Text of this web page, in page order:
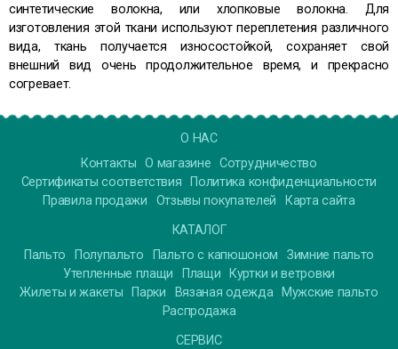
синтетические волокна, или хлопковые волокна. Для
изготовления этой ткани используют переплетения различного
вида, ткань получается износостойкой, сохраняет свой
внешний вид очень продолжительное время, и прекрасно
согревает.
О НАС
Контакты
О магазине Сотрудничество
Сертификаты соответствия
Политика конфиденциальности
Правила продажи
Отзывы покупателей
Карта сайта
КАТАЛОГ
Пальто
Полупальто Пальто с капюшоном
Зимние пальто
Утепленные плащи
Плащи
Куртки и ветровки
Жилеты и жакеты
Парки Вязаная одежда
Мужские пальто
Распродажа
СЕРВИС